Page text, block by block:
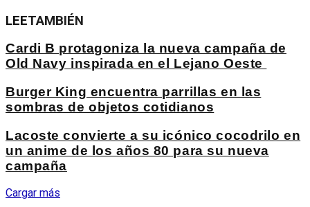
LEETAMBIÉN
Cardi B protagoniza la nueva campaña de
Old Navy inspirada en el Lejano Oeste
Burger King encuentra parrillas en las
sombras de objetos cotidianos
Lacoste convierte a su icónico cocodrilo en
un anime de los años 80 para su nueva
campaña
Cargar más